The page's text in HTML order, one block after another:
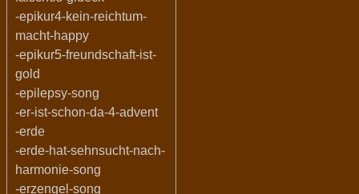
-epikur4-kein-reichtum-
macht-happy
-epikur5-freundschaft-ist-
gold
-epilepsy-song
-er-ist-schon-da-4-advent
-erde
-erde-hat-sehnsucht-nach-
harmonie-song
-erzengel-song